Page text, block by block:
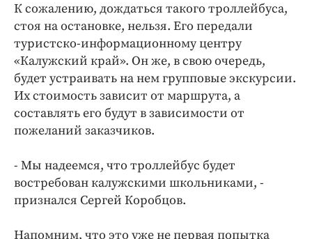
К сожалению, дождаться такого троллейбуса,
стоя на остановке, нельзя. Его передали
туристско-информационному центру
«Калужский край». Он же, в свою очередь,
будет устраивать на нем групповые экскурсии.
Их стоимость зависит от маршрута, а
составлять его будут в зависимости от
пожеланий заказчиков.
- Мы надеемся, что троллейбус будет
востребован калужскими школьниками, -
признался Сергей Коробцов.
Напомним, что это уже не первая попытка